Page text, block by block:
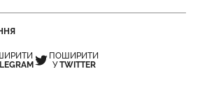
ПОШИРИТИ
УTWITTER